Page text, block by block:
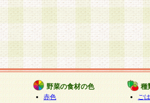
野菜の食材の色
赤色
種
ご